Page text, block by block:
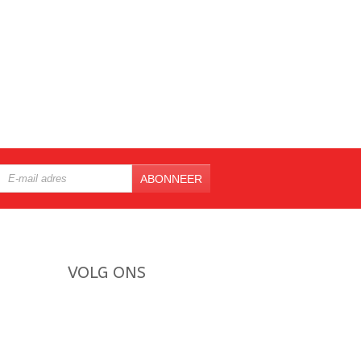
ABONNEER
VOLG ONS